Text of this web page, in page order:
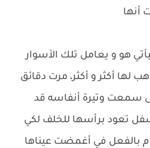
أنها
هو و يعامل تلك الأسوار
لها أكثر و أكثر، مرت دقائق
سمعت وتيرة أنفاسه قد
تعود برأسها للخلف لكي
بالفعل في أغمضت عيناها